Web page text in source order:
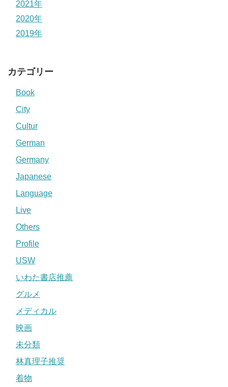
2021年
2020年
2019年
カテゴリー
Book
City
Cultur
German
Germany
Japanese
Language
Live
Others
Profile
USW
いわた書店推薦
グルメ
メディカル
映画
未分類
林真理子推奨
着物